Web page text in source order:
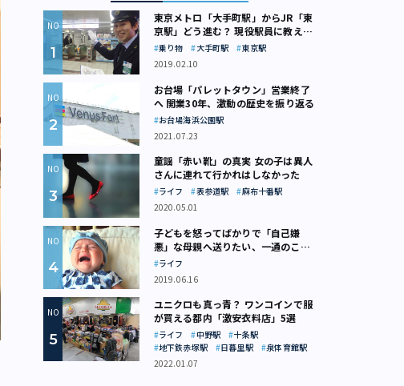
東京メトロ「大手町駅」からJR「東
京駅」どう進む？ 現役駅員に教えて
もらいました
乗り物 大手町駅
東京駅
2019.02.10
お台場「パレットタウン」営業終了
へ 開業30年、激動の歴史を振り返る
お台場海浜公園駅
2021.07.23
童謡「赤い靴」の真実 女の子は異人
さんに連れて行かれはしなかった
ライフ 表参道駅
麻布十番駅
2020.05.01
子どもを怒ってばかりで「自己嫌
悪」な母親へ送りたい、一通のここ
ろの処方箋
ライフ
2019.06.16
ユニクロも真っ青？ ワンコインで服
が買える都内「激安衣料店」5選
ライフ 中野駅
十条駅
地下鉄赤塚駅
日暮里駅
泉体育館駅
2022.01.07